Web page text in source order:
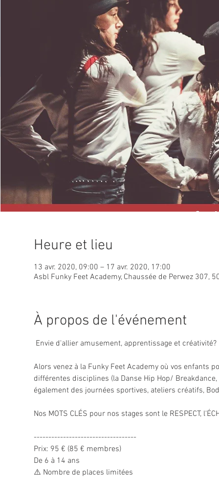
Heure et lieu
13 avr. 2020, 09:00 – 17 avr. 2020, 17:00
Asbl Funky Feet Academy, Chaussée de Perwez 307,
À propos de l'événement
Envie d'allier amusement, apprentissage et créativité?
Alors venez à la Funky Feet Academy où vos enfants
différentes disciplines (la Danse Hip Hop/
-----------------------------------
Prix: 95 € (85 € membres)
De 6 à 14 ans
⚠️ Nombre de places limitées